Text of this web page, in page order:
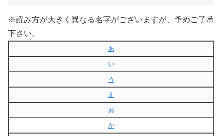
※読み方が大きく異なる名字がございますが、予めご了承
下さい。
あ
い
う
え
お
か